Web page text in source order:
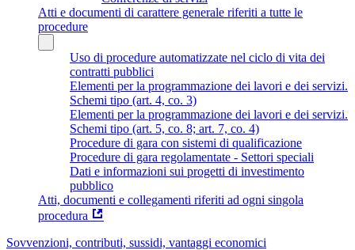
Atti e documenti di carattere generale riferiti a tutte le
procedure
Uso di procedure automatizzate nel ciclo di vita dei
contratti pubblici
Elementi per la programmazione dei lavori e dei servizi.
Schemi tipo (art. 4, co. 3)
Elementi per la programmazione dei lavori e dei servizi.
Schemi tipo (art. 5, co. 8; art. 7, co. 4)
Procedure di gara con sistemi di qualificazione
Procedure di gara regolamentate - Settori speciali
Dati e informazioni sui progetti di investimento
pubblico
Atti, documenti e collegamenti riferiti ad ogni singola
procedura
Sovvenzioni, contributi, sussidi, vantaggi economici